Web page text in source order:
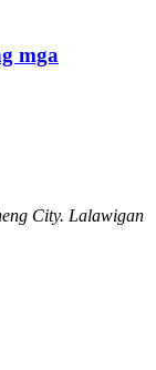
mga
City. Lalawigan